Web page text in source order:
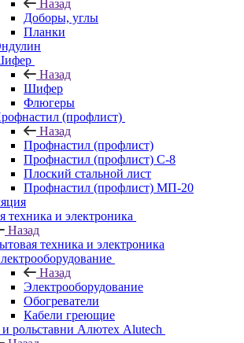
Назад
Доборы, углы
Планки
Назад
Шифер
Флюгеры
(профлист)
Назад
Профнастил (профлист)
Профнастил (профлист) С-8
Плоский стальной лист
Профнастил (профлист) МП-20
техника и электроника
Назад
техника и электроника
Назад
Электрооборудование
Обогреватели
Кабели греющие
рольставни Алютех Alutech